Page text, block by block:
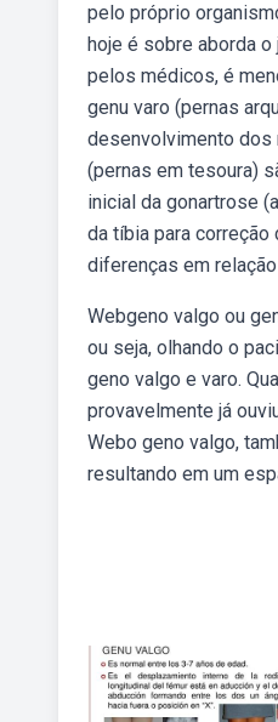
pelo próprio
hoje é sobre aborda
pelos médicos, é
genu varo (pernas
desenvolvimento dos
(pernas em tesoura)
inicial da gonartrose
da tíbia para
diferenças em
Webgeno valgo ou
ou seja, olhando o
geno valgo e varo.
provavelmente já
Webo geno valgo,
resultando em um